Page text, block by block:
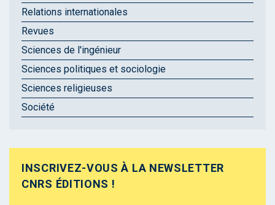
Relations internationales
Revues
Sciences de l'ingénieur
Sciences politiques et sociologie
Sciences religieuses
Société
INSCRIVEZ-VOUS À LA NEWSLETTER
CNRS ÉDITIONS !